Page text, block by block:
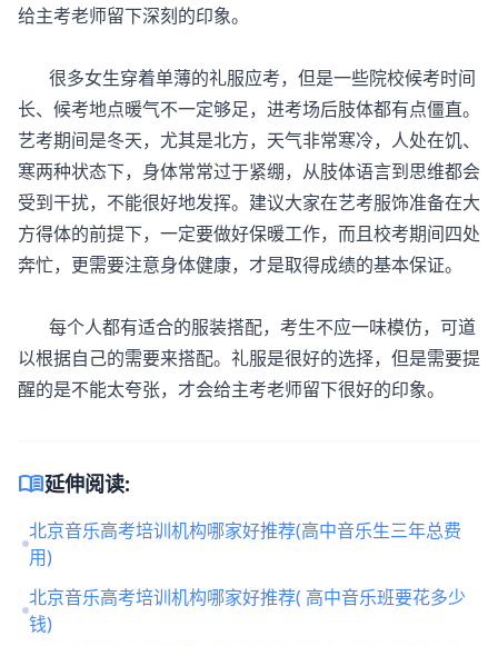
给主考老师留下深刻的印象。
很多女生穿着单薄的礼服应考，但是一些院校候考时间
长、候考地点暖气不一定够足，进考场后肢体都有点僵直。
艺考期间是冬天，尤其是北方，天气非常寒冷，人处在饥、
寒两种状态下，身体常常过于紧绷，从肢体语言到思维都会
受到干扰，不能很好地发挥。建议大家在艺考服饰准备在大
方得体的前提下，一定要做好保暖工作，而且校考期间四处
奔忙，更需要注意身体健康，才是取得成绩的基本保证。
每个人都有适合的服装搭配，考生不应一味模仿，可道
以根据自己的需要来搭配。礼服是很好的选择，但是需要提
醒的是不能太夸张，才会给主考老师留下很好的印象。
menu_book延伸阅读:
北京音乐高考培训机构哪家好推荐(高中音乐生三年总费
用)
北京音乐高考培训机构哪家好推荐( 高中音乐班要花多少
钱)